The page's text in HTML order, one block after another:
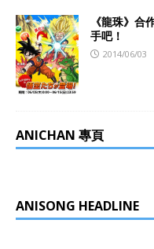
《龍珠》合
手吧！
2014/06/03
ANICHAN 專頁
ANISONG HEADLINE